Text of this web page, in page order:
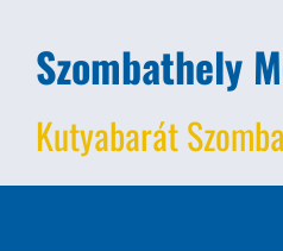
Szombathely
Kutyabarát